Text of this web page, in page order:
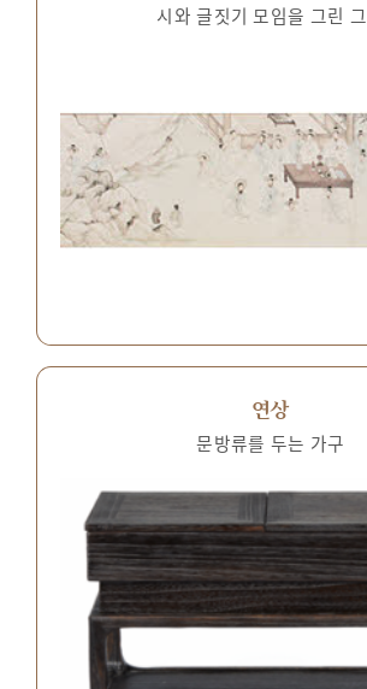
시와 글짓기 모임을 그린
연상
문방류를 두는 가구